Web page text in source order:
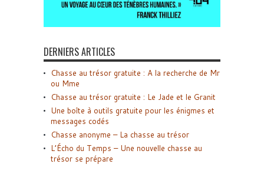
DERNIERS ARTICLES
Chasse au trésor gratuite : A la recherche de Mr
ou Mme
Chasse au trésor gratuite : Le Jade et le Granit
Une boîte à outils gratuite pour les énigmes et
messages codés
Chasse anonyme – La chasse au trésor
L’Écho du Temps – Une nouvelle chasse au
trésor se prépare